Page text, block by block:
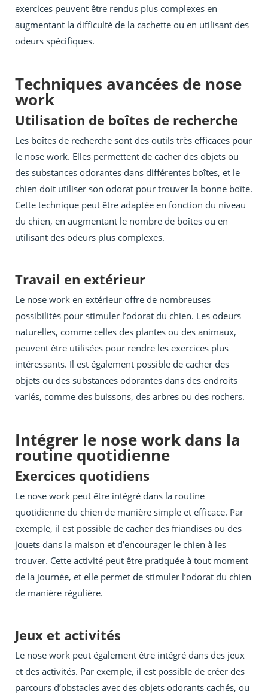
exercices peuvent être rendus plus complexes en
augmentant la difficulté de la cachette ou en utilisant des
odeurs spécifiques.
Techniques avancées de nose
work
Utilisation de boîtes de recherche
Les boîtes de recherche sont des outils très efficaces pour
le nose work. Elles permettent de cacher des objets ou
des substances odorantes dans différentes boîtes, et le
chien doit utiliser son odorat pour trouver la bonne boîte.
Cette technique peut être adaptée en fonction du niveau
du chien, en augmentant le nombre de boîtes ou en
utilisant des odeurs plus complexes.
Travail en extérieur
Le nose work en extérieur offre de nombreuses
possibilités pour stimuler l’odorat du chien. Les odeurs
naturelles, comme celles des plantes ou des animaux,
peuvent être utilisées pour rendre les exercices plus
intéressants. Il est également possible de cacher des
objets ou des substances odorantes dans des endroits
variés, comme des buissons, des arbres ou des rochers.
Intégrer le nose work dans la
routine quotidienne
Exercices quotidiens
Le nose work peut être intégré dans la routine
quotidienne du chien de manière simple et efficace. Par
exemple, il est possible de cacher des friandises ou des
jouets dans la maison et d’encourager le chien à les
trouver. Cette activité peut être pratiquée à tout moment
de la journée, et elle permet de stimuler l’odorat du chien
de manière régulière.
Jeux et activités
Le nose work peut également être intégré dans des jeux
et des activités. Par exemple, il est possible de créer des
parcours d’obstacles avec des objets odorants cachés, ou